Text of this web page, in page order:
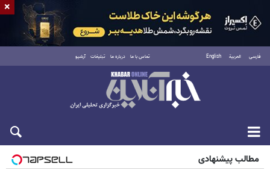
فارسی العربية English تماس با ما درباره ما تبلیغات آرشیو
شنبه ۱۷ مرداد ۱۴۰۵
مطالب پیشنهادی
×